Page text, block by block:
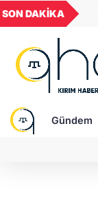
SON DAKİKA
GEL
18,2393
Gündem